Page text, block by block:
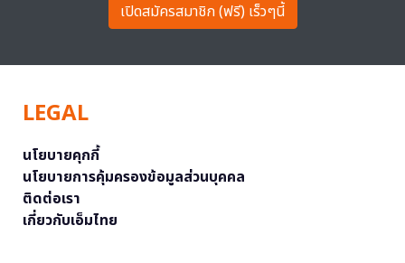
เปิดสมัครสมาชิก (ฟรี) เร็วๆนี้
LEGAL
นโยบายคุกกี้
นโยบายการคุ้มครองข้อมูลส่วนบุคคล
ติดต่อเรา
เกี่ยวกับเอ็มไทย